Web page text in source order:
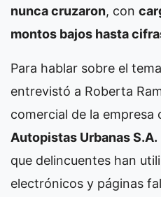
nunca cruzaron, con
montos bajos hasta
Para hablar sobre el
entrevistó a Roberta
comercial de la empresa
Autopistas Urbanas S.A.
que delincuentes han
electrónicos y páginas